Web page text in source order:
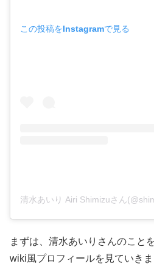
この投稿をInstagramで見る
まずは、清水あいりさんのこと
wiki風プロフィールを見ていきま